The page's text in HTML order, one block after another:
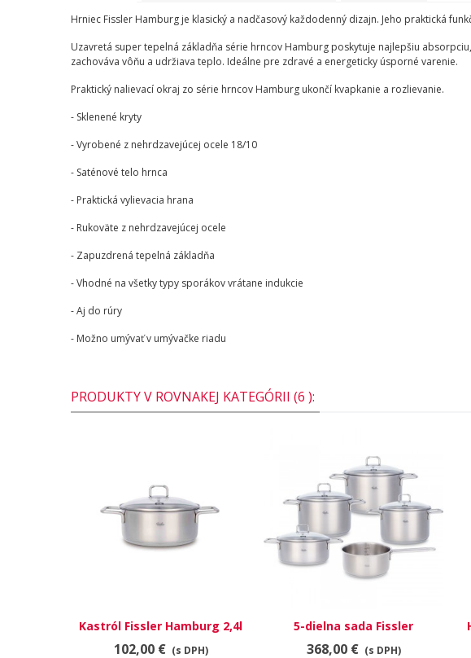
Hrniec Fissler Hamburg je klasický a nadčasový každodenný dizajn. Jeho praktická
Uzavretá super tepelná základňa série hrncov Hamburg poskytuje najlepšiu
zachováva vôňu a udržiava teplo. Ideálne pre zdravé a energeticky úsporné varenie.
Praktický nalievací okraj zo série hrncov Hamburg ukončí kvapkanie a rozlievanie.
- Sklenené kryty
- Vyrobené z nehrdzavejúcej ocele 18/10
- Saténové telo hrnca
- Praktická vylievacia hrana
- Rukoväte z nehrdzavejúcej ocele
- Zapuzdrená tepelná základňa
- Vhodné na všetky typy sporákov vrátane indukcie
- Aj do rúry
- Možno umývať v umývačke riadu
PRODUKTY V ROVNAKEJ KATEGÓRII (6 ):
Kastról Fissler Hamburg 2,4l
20cm
102,00 € (s DPH)
5-dielna sada Fissler
Hamburg
368,00 € (s DPH)